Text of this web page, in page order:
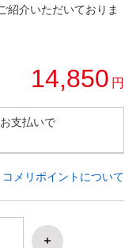
紹介いただいておりま
14,850 円
支払いで
コメリポイントについて